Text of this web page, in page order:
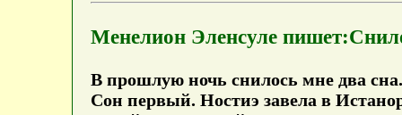
Менелион Эленсуле
В прошлую ночь снилось мне два сна.
Сон первый. Ностиэ завела в